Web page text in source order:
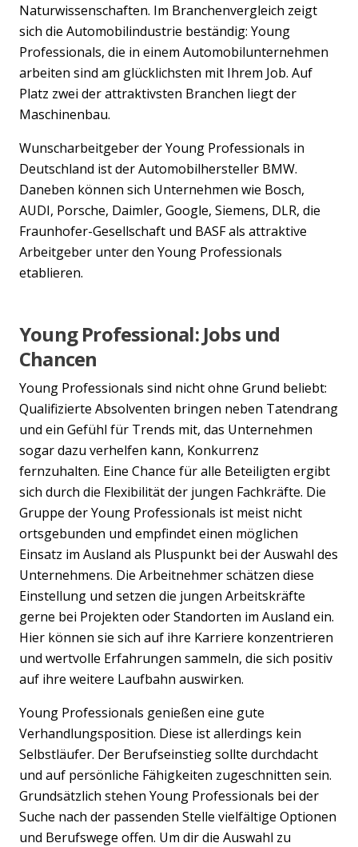
Naturwissenschaften. Im Branchenvergleich zeigt
sich die Automobilindustrie beständig: Young
Professionals, die in einem Automobilunternehmen
arbeiten sind am glücklichsten mit Ihrem Job. Auf
Platz zwei der attraktivsten Branchen liegt der
Maschinenbau.
Wunscharbeitgeber der Young Professionals in
Deutschland ist der Automobilhersteller BMW.
Daneben können sich Unternehmen wie Bosch,
AUDI, Porsche, Daimler, Google, Siemens, DLR, die
Fraunhofer-Gesellschaft und BASF als attraktive
Arbeitgeber unter den Young Professionals
etablieren.
Young Professional: Jobs und
Chancen
Young Professionals sind nicht ohne Grund beliebt:
Qualifizierte Absolventen bringen neben Tatendrang
und ein Gefühl für Trends mit, das Unternehmen
sogar dazu verhelfen kann, Konkurrenz
fernzuhalten. Eine Chance für alle Beteiligten ergibt
sich durch die Flexibilität der jungen Fachkräfte. Die
Gruppe der Young Professionals ist meist nicht
ortsgebunden und empfindet einen möglichen
Einsatz im Ausland als Pluspunkt bei der Auswahl des
Unternehmens. Die Arbeitnehmer schätzen diese
Einstellung und setzen die jungen Arbeitskräfte
gerne bei Projekten oder Standorten im Ausland ein.
Hier können sie sich auf ihre Karriere konzentrieren
und wertvolle Erfahrungen sammeln, die sich positiv
auf ihre weitere Laufbahn auswirken.
Young Professionals genießen eine gute
Verhandlungsposition. Diese ist allerdings kein
Selbstläufer. Der Berufseinstieg sollte durchdacht
und auf persönliche Fähigkeiten zugeschnitten sein.
Grundsätzlich stehen Young Professionals bei der
Suche nach der passenden Stelle vielfältige Optionen
und Berufswege offen. Um dir die Auswahl zu